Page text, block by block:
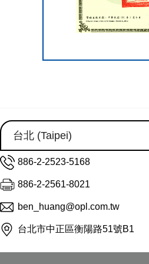
886-2-2523-5168
886-2-2561-8021
ben_huang@opl.com.tw
台北市中正區衡陽路51號B1